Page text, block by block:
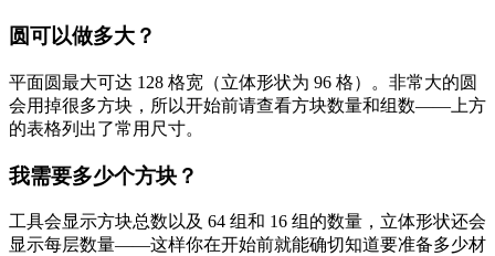
圆可以做多大？
平面圆最大可达 128 格宽（立体形状为 96 格）。非常大的圆
会用掉很多方块，所以开始前请查看方块数量和组数——上方
的表格列出了常用尺寸。
我需要多少个方块？
工具会显示方块总数以及 64 组和 16 组的数量，立体形状还会
显示每层数量——这样你在开始前就能确切知道要准备多少材